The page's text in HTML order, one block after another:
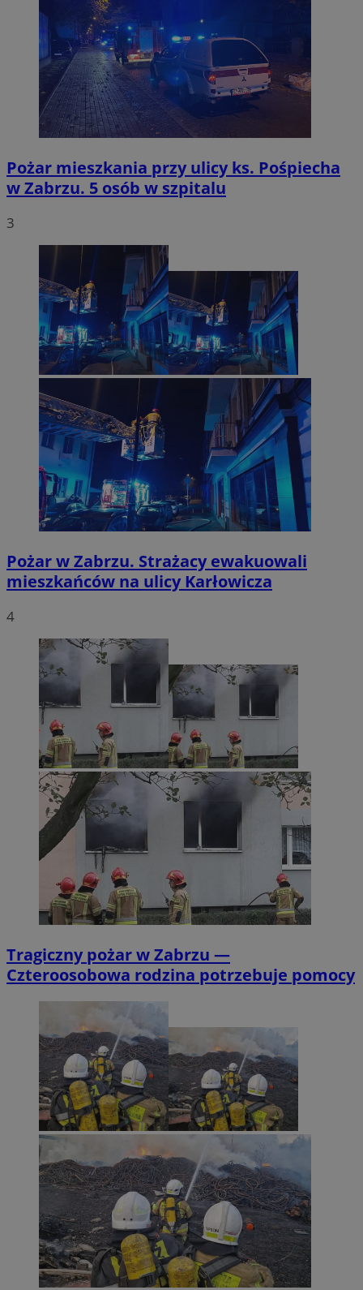
Pożar mieszkania przy ulicy ks. Pośpiecha
w Zabrzu. 5 osób w szpitalu
3
Pożar w Zabrzu. Strażacy ewakuowali
mieszkańców na ulicy Karłowicza
4
Tragiczny pożar w Zabrzu —
Czteroosobowa rodzina potrzebuje pomocy